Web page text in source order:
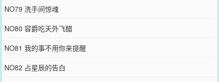
NO79 洗手间惊魂
NO80 容爵吃天外飞醋
NO81 我的事不用你来提醒
NO82 占星辰的告白